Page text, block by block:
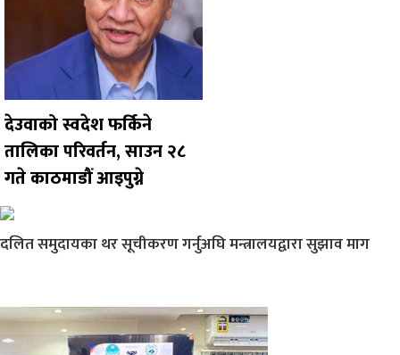
देउवाको स्वदेश फर्किने
तालिका परिवर्तन, साउन २८
गते काठमाडौं आइपुग्ने
दलित समुदायका थर सूचीकरण गर्नुअघि मन्त्रालयद्वारा सुझाव माग